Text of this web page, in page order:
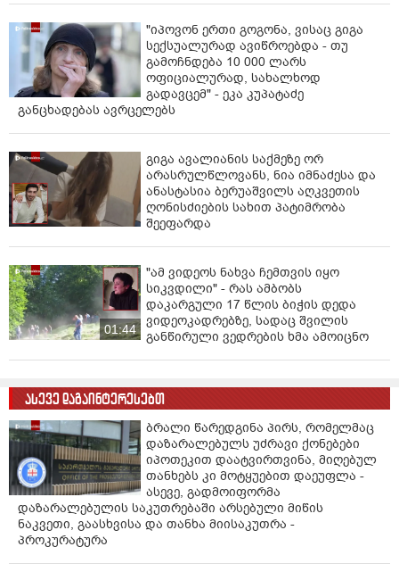
სისხლის სამართლის კოდექსის 180-ე მუხლის მე-3
ნაწილის „ბ“ და მე-4 ნაწილის „ა“ ქვეპუნქტებით
(თაღლითობა, ჩადენილი დიდი ოდენობით,
ორგანიზებული ჯგუფის მიერ სამსახურებრივი
მდგომარეობის გამოყენებით) წარედგინათ, რაც
სასჯელის სახედ და ზომად 7-დან 10 წლამდე
თავისუფლების აღკვეთას ითვალისწინებს. ამავე
პირს და მათი ადგილსამყოფელის დადგენის და
დაკავების მიზნით შესაბამისი ღონისძიებები
ხორციელდება.
პროკურატურა ბრალდებულების მიმართ აღკვეთის
ღონისძიების გამოყენების თაობაზე, სასამართლოს
კანონით დადგენილ ვადაში მიმართავს", -
აღნიშნულია ინფორმაციაში.
"იპოვონ ერთი გოგონა, ვისაც გიგა
სექსუალურად ავიწროებდა - თუ
გამოჩნდება 10 000 ლარს
ოფიციალურად, სახალხოდ
გადავცემ" - ეკა კუპატაძე
განცხადებას ავრცელებს
გიგა ავალიანის საქმეზე ორ
არასრულწლოვანს, ნია იმნაძესა და
ანასტასია ბერუაშვილს აღკვეთის
ღონისძიების სახით პატიმრობა
შეეფარდა
01:44
"ამ ვიდეოს ნახვა ჩემთვის იყო
სიკვდილი" - რას ამბობს
დაკარგული 17 წლის ბიჭის დედა
ვიდეოკადრებზე, სადაც შვილის
განწირული ვედრების ხმა ამოიცნო
ასევე დაგაინტერესებთ
ბრალი წარედგინა პირს, რომელმაც
დაზარალებულს უძრავი ქონებები
იპოთეკით დაატვირთვინა, მიღებულ
თანხებს კი მოტყუებით დაეუფლა -
ასევე, გადმოიფორმა
დაზარალებულის საკუთრებაში არსებული მიწის
ნაკვეთი, გაასხვისა და თანხა მიისაკუთრა -
პროკურატურა